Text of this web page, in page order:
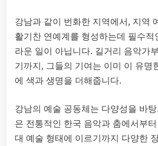
강남과 같이 번화한 지역에서, 지역
활기찬 연예계를 형성하는데 필수
라운 일이 아닙니다. 길거리 음악가
기까지, 그들의 기여는 이미 이 유명
에 색과 생명을 더해줍니다.
강남의 예술 공동체는 다양성을 바
은 전통적인 한국 음악과 춤에서부
대 예술 형태에 이르기까지 다양한